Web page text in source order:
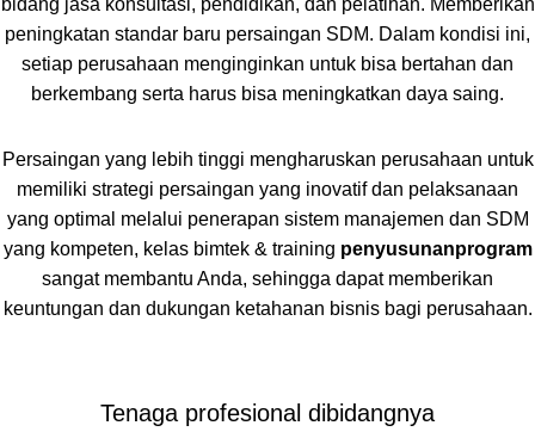
bidang jasa konsultasi, pendidikan, dan pelatihan. Memberikan
peningkatan standar baru persaingan SDM. Dalam kondisi ini,
setiap perusahaan menginginkan untuk bisa bertahan dan
berkembang serta harus bisa meningkatkan daya saing.
Persaingan yang lebih tinggi mengharuskan perusahaan untuk
memiliki strategi persaingan yang inovatif dan pelaksanaan
yang optimal melalui penerapan sistem manajemen dan SDM
yang kompeten, kelas bimtek & training penyusunanprogram
sangat membantu Anda, sehingga dapat memberikan
keuntungan dan dukungan ketahanan bisnis bagi perusahaan.
Tenaga profesional dibidangnya